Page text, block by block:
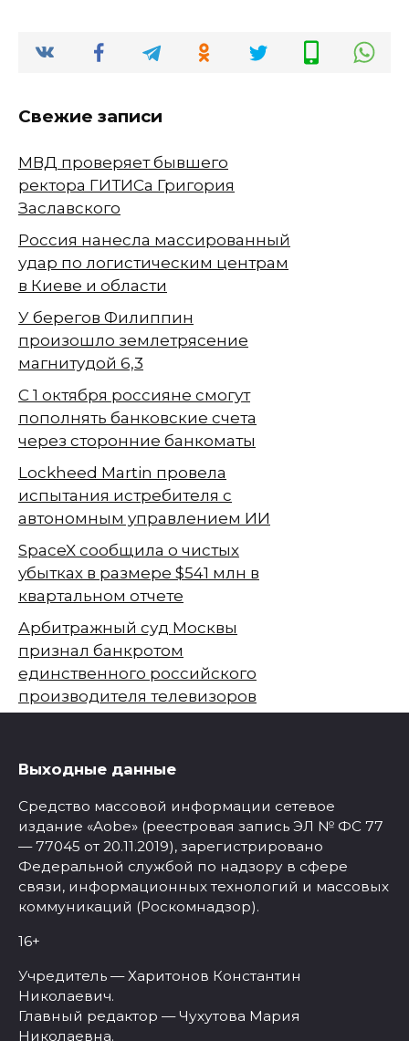
Свежие записи
МВД проверяет бывшего
ректора ГИТИСа Григория
Заславского
Россия нанесла массированный
удар по логистическим центрам
в Киеве и области
У берегов Филиппин
произошло землетрясение
магнитудой 6,3
С 1 октября россияне смогут
пополнять банковские счета
через сторонние банкоматы
Lockheed Martin провела
испытания истребителя с
автономным управлением ИИ
SpaceX сообщила о чистых
убытках в размере $541 млн в
квартальном отчете
Арбитражный суд Москвы
признал банкротом
единственного российского
производителя телевизоров
Выходные данные
Средство массовой информации сетевое
издание «Aobe» (реестровая запись ЭЛ № ФС 77
— 77045 от 20.11.2019), зарегистрировано
Федеральной службой по надзору в сфере
связи, информационных технологий и массовых
коммуникаций (Роскомнадзор).
16+
Учредитель — Харитонов Константин
Николаевич.
Главный редактор — Чухутова Мария
Николаевна.